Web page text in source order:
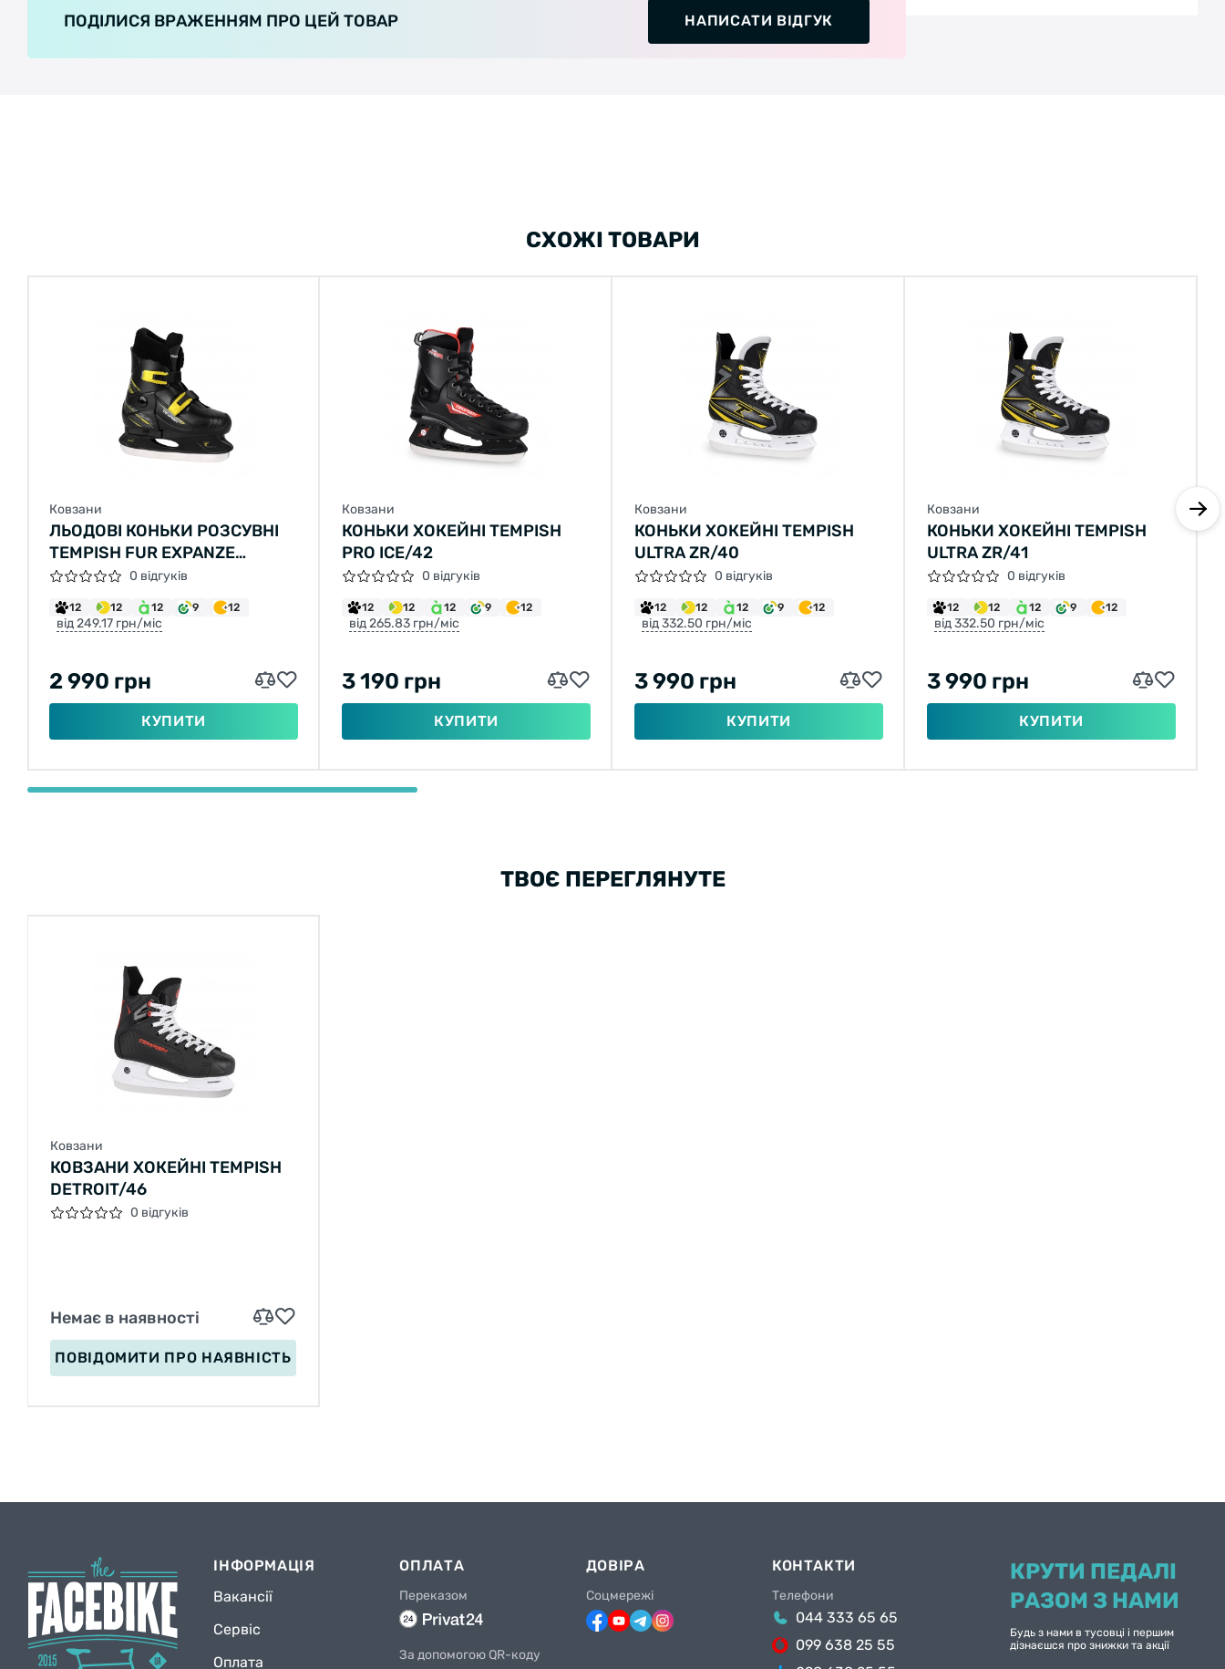
Шнурки имеют нескользящее покрытие,
Класс коньков: Для игроков среднего уровня
Возрастная категория: Для взрослых;
резистентный ПВХ:
Материал подкладки: Нейлон Cambra 26Z;
покрытием;
Лезвие (модель): Tempish 7000 Carbon;
ПОДІЛИСЯ ВРАЖЕННЯМ ПРО ЦЕЙ ТОВАР НАПИСАТИ ВІДГУК
СХОЖІ ТОВАРИ
Ковзани
ЛЬОДОВІ КОНЬКИ РОЗСУВНІ
TEMPISH FUR EXPANZE
PLUS/29-320 відгуків
12 12 12 9 12
від 249.17 грн/міс
2 990 грн
КУПИТИ
Ковзани
КОНЬКИ ХОКЕЙНІ TEMPISH
PRO ICE/42
0 відгуків
12 12 12 9 12
від 265.83 грн/міс
3 190 грн
КУПИТИ
Ковзани
КОНЬКИ ХОКЕЙНІ TEMPISH
ULTRA ZR/40
0 відгуків
12 12 12 9 12
від 332.50 грн/міс
3 990 грн
КУПИТИ
Ковзани
КОНЬКИ ХОКЕЙНІ TEMPISH
ULTRA ZR/41
0 відгуків
12 12 12 9 12
від 332.50 грн/міс
3 990 грн
КУПИТИ
ТВОЄ ПЕРЕГЛЯНУТЕ
Ковзани
КОВЗАНИ ХОКЕЙНІ TEMPISH
DETROIT/46
0 відгуків
Немає в наявності
ПОВІДОМИТИ ПРО НАЯВНІСТЬ
ІНФОРМАЦІЯ
Вакансії
Сервіс
Оплата
ОПЛАТА
Переказом
За допомогою QR-коду
ДОВІРА
Соцмережі
КОНТАКТИ
Телефони
044 333 65 65
099 638 25 55
КРУТИ ПЕДАЛІ
РАЗОМ З НАМИ
Будь з нами в тусовці і першим
дізнаєшся про знижки та акції